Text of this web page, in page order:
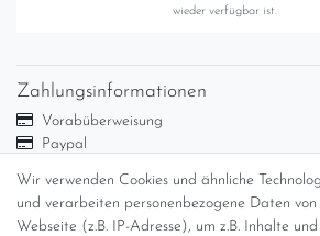
wieder verfügbar ist.
Wir verwenden Cookies und ähnliche
und verarbeiten personenbezogene Daten von
Webseite (z.B. IP-Adresse), um z.B. Inhalte
Zahlungsinformationen
Vorabüberweisung
Paypal
Versandinformationen